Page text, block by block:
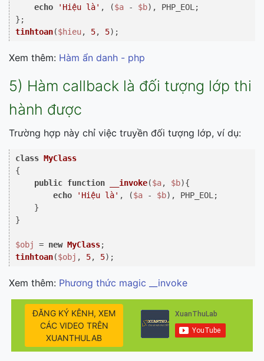
echo
'Hiệu là' , ($a - $b), PHP_EOL;
tinhtoan($hieu, 5, 5
Xem thêm: Hàm ẩn danh - php
5) Hàm callback là đối tượng lớp thi
hành được
Trường hợp này chỉ việc truyền đối tượng lớp, ví dụ:
class MyClass
{
public function __invoke($a, $b){
echo
'Hiệu là' , ($a - $b), PHP_EOL;
    }
}
$obj = new MyClass
tinhtoan($obj , 5, 5
Xem thêm: Phương thức magic __invoke
ĐĂNG KÝ KÊNH, XEM
CÁC VIDEO TRÊN
XUANTHULAB